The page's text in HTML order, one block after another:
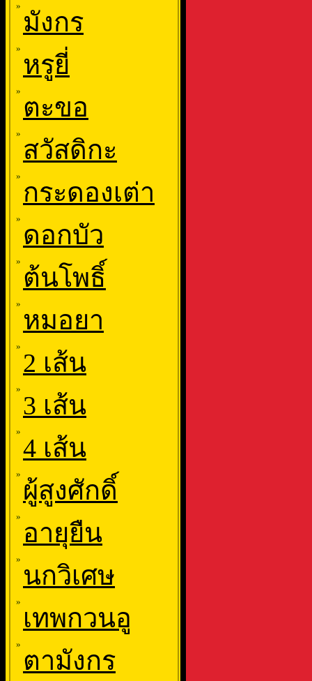
»
มังกร
»
หรูยี่
»
ตะขอ
»
สวัสดิกะ
»
กระดองเต่า
»
ดอกบัว
»
ต้นโพธิ์
»
หมอยา
»
2 เส้น
»
3 เส้น
»
4 เส้น
»
ผู้สูงศักดิ์
»
อายุยืน
»
นกวิเศษ
»
เทพกวนอู
»
ตามังกร